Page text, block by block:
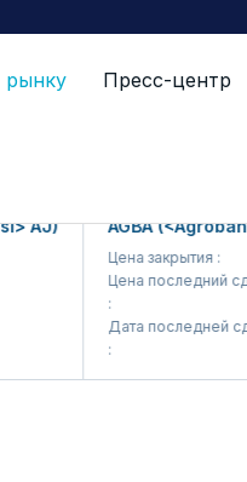
Пресс-центр
AGBA (<Agrobank>
Цена закрытия :
Цена последний
Дата последней